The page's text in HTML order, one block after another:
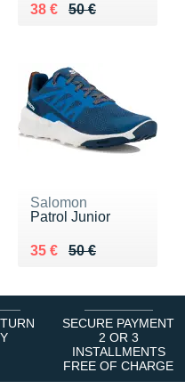
50 €
Au lieu de 50 €
38 €
Vendu 38 €
Salomon
Patrol Junior
50 €
Au lieu de 50 €
35 €
Vendu 35 €
SECURE PAYMENT
2 OR 3
INSTALLMENTS
FREE OF CHARGE